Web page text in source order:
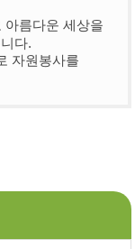
아름다운 세상을
다.
자원봉사를